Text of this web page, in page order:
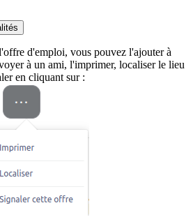
d'emploi, vous pouvez l'ajouter à
à un ami, l'imprimer, localiser le lieu
en cliquant sur :